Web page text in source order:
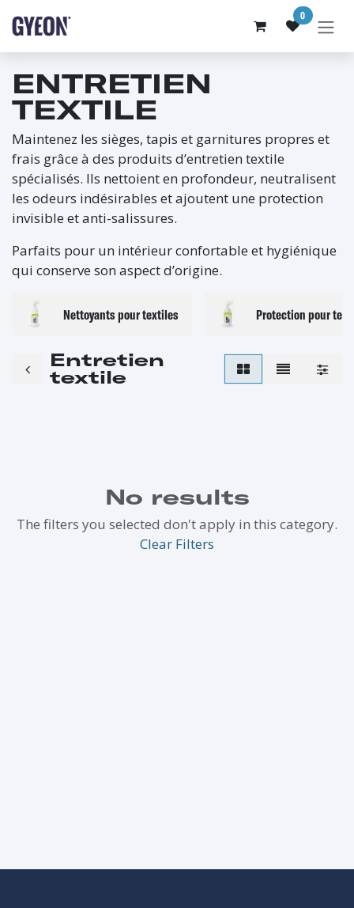
0
ENTRETIEN
TEXTILE
Maintenez les sièges, tapis et garnitures propres et
frais grâce à des produits d’entretien textile
spécialisés. Ils nettoient en profondeur, neutralisent
les odeurs indésirables et ajoutent une protection
invisible et anti-salissures.
Parfaits pour un intérieur confortable et hygiénique
qui conserve son aspect d’origine.
Nettoyants pour textiles Protection pour
Entretien
textile
No results
The filters you selected don't apply in this category.
Clear Filters